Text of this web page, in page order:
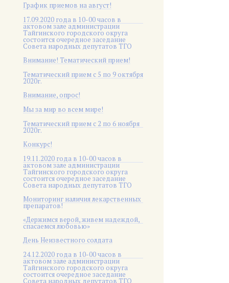
График приемов на август!
17.09.2020 года в 10-00 часов в
актовом зале администрации
Тайгинского городского округа
состоится очередное заседание
Совета народных депутатов ТГО
Внимание! Тематический прием!
Тематический прием с 5 по 9 октября
2020г.
Внимание, опрос!
Мы за мир во всем мире!
Тематический прием с 2 по 6 ноября
2020г.
Конкурс!
19.11.2020 года в 10-00 часов в
актовом зале администрации
Тайгинского городского округа
состоится очередное заседание
Совета народных депутатов ТГО
Мониторинг наличия лекарственных
препаратов!
«Держимся верой, живем надеждой,
спасаемся любовью»
День Неизвестного солдата
24.12.2020 года в 10-00 часов в
актовом зале администрации
Тайгинского городского округа
состоится очередное заседание
Совета народных депутатов ТГО